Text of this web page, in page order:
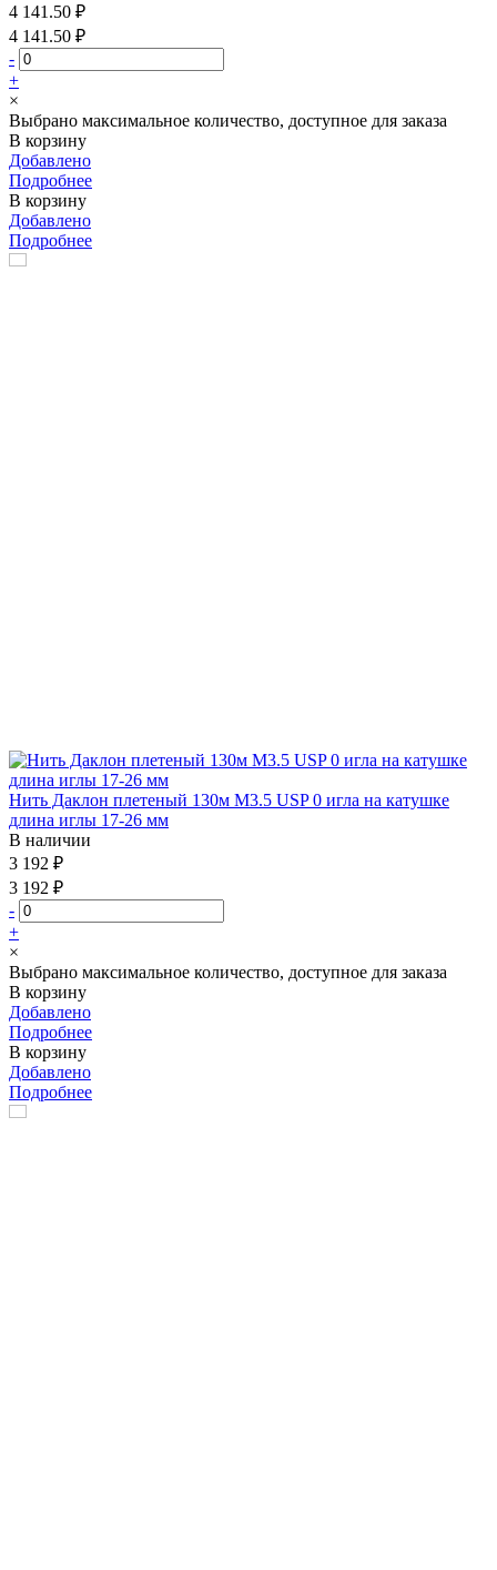
4 141.50 ₽
4 141.50 ₽
-
+
×
Выбрано максимальное количество, доступное для заказа
В корзину
Добавлено
Подробнее
В корзину
Добавлено
Подробнее
Нить Даклон плетеный 130м М3.5 USP 0 игла на катушке
длина иглы 17-26 мм
В наличии
3 192 ₽
3 192 ₽
-
+
×
Выбрано максимальное количество, доступное для заказа
В корзину
Добавлено
Подробнее
В корзину
Добавлено
Подробнее